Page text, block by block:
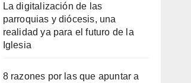
La digitalización de las
parroquias y diócesis, una
realidad ya para el futuro de la
Iglesia
8 razones por las que apuntar a